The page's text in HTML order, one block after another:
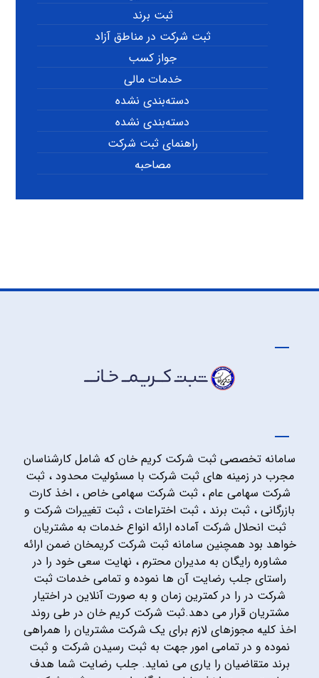
ثبت برند
ثبت شرکت در مناطق آزاد
جواز کسب
خدمات مالی
دسته‌بندی نشده
دسته‌بندی نشده
راهنمای ثبت شرکت
مصاحبه
سامانه تخصصی ثبت شرکت کریم خان که شامل کارشناسان
مجرب در زمینه های ثبت شرکت با مسئولیت محدود ، ثبت
شرکت سهامی عام ، ثبت شرکت سهامی خاص ، اخذ کارت
بازرگانی ، ثبت برند ، ثبت اختراعات ، ثبت تغییرات شرکت و
ثبت انحلال شرکت آماده ارائه انواع خدمات به مشتریان
خواهد بود همچنین سامانه ثبت شرکت کریمخان ضمن ارائه
مشاوره رایگان به مدیران محترم ، نهایت سعی خود را در
راستای جلب رضایت آن ها نموده و تمامی خدمات ثبت
شرکت در را در کمترین زمان و به صورت آنلاین در اختیار
مشتریان قرار می دهد.ثبت شرکت کریم خان در طی روند
اخذ کلیه مجوزهای لازم برای یک شرکت مشتریان را همراهی
نموده و در تمامی امور جهت به ثبت رسیدن شرکت و ثبت
برند متقاضیان را یاری می نماید. جلب رضایت شما هدف